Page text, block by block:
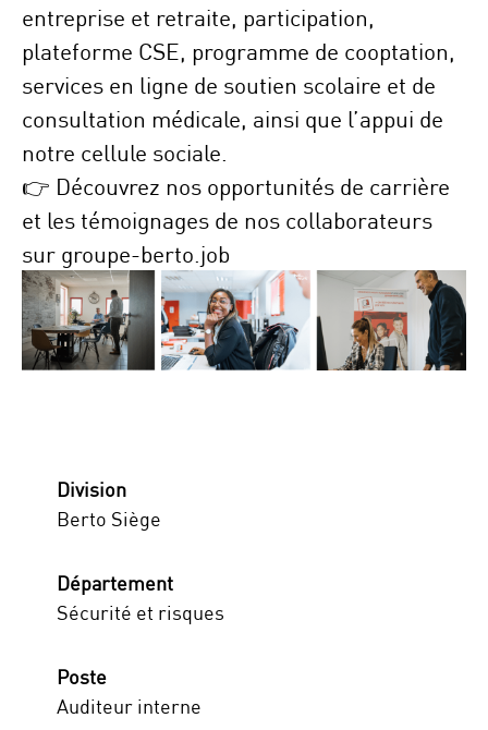
entreprise et retraite, participation,
plateforme CSE, programme de cooptation,
services en ligne de soutien scolaire et de
consultation médicale, ainsi que l’appui de
notre cellule sociale.
👉 Découvrez nos opportunités de carrière
et les témoignages de nos collaborateurs
sur groupe-berto.job
Division
Berto Siège
Département
Sécurité et risques
Poste
Auditeur interne